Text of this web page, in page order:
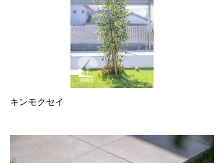
キンモクセイ